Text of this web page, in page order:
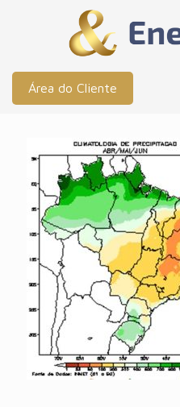
Área do Cliente